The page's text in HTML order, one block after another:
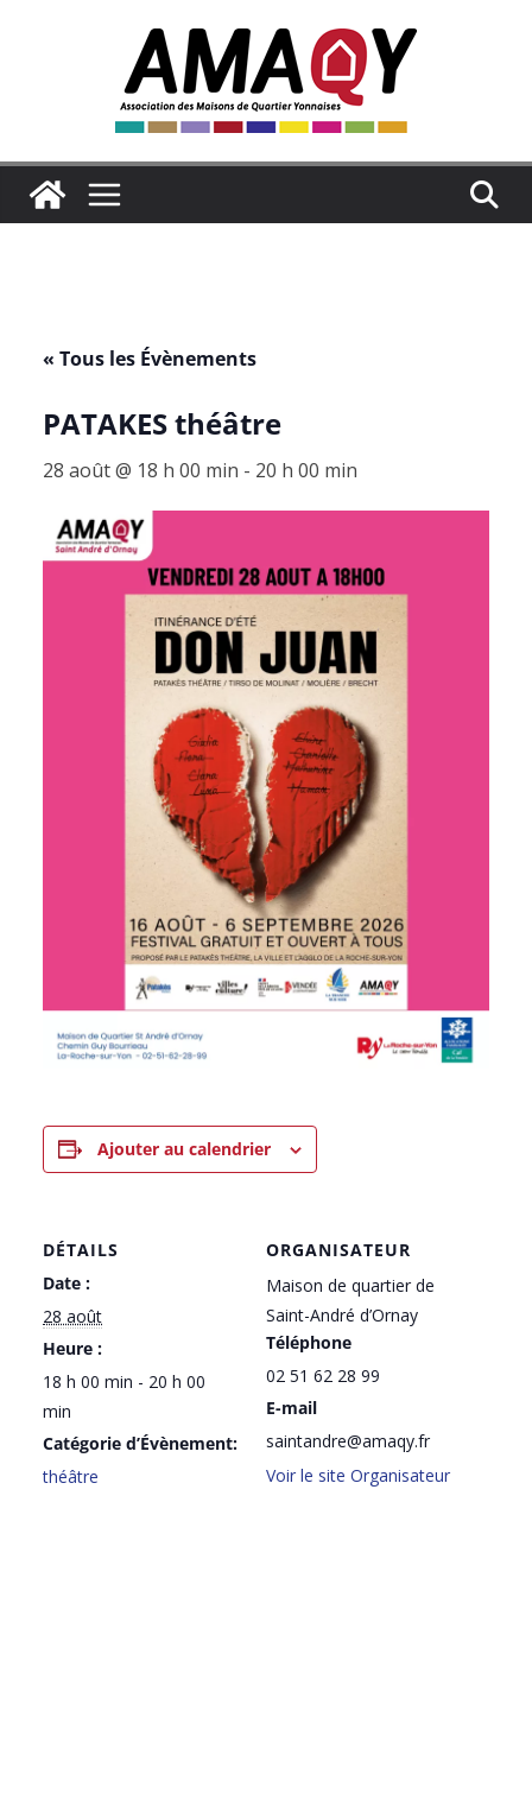
« Tous les Évènements
PATAKES théâtre
28 août @ 18 h 00 min - 20 h 00 min
Ajouter au calendrier
DÉTAILS
Date :
28 août
Heure :
18 h 00 min - 20 h 00
min
Catégorie d’Évènement:
théâtre
ORGANISATEUR
Maison de quartier de
Saint-André d’Ornay
Téléphone
02 51 62 28 99
E-mail
saintandre@amaqy.fr
Voir le site Organisateur